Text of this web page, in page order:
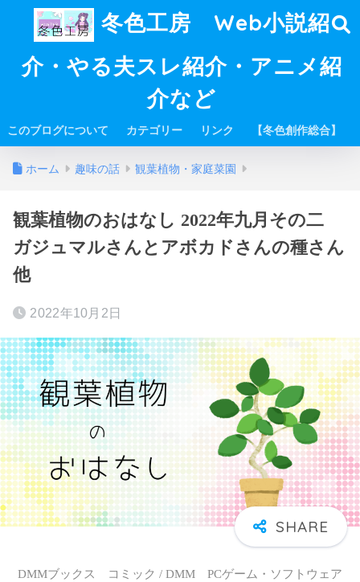
冬色工房 Web小説紹
介・やる夫スレ紹介・アニメ紹
介など
このブログについて カテゴリー リンク 【冬色創作総合】
ホーム 趣味の話 観葉植物・家庭菜園
観葉植物のおはなし 2022年九月その二
ガジュマルさんとアボカドさんの種さん
他
2022年10月2日
DMMブックス コミック / DMM PCゲーム・ソフトウェア